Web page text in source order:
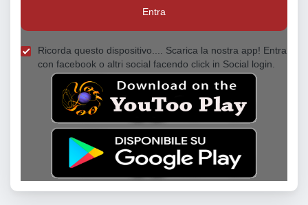
Entra
Ricorda questo dispositivo.... Scarica la nostra app! Entra
con facebook o altri social facendo click in Social login.